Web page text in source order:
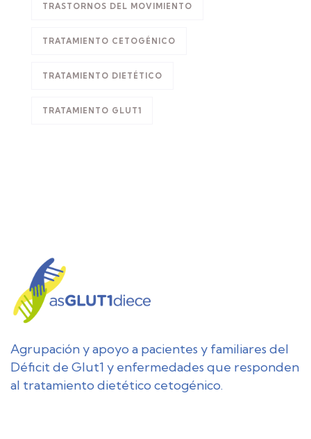
TRASTORNOS DEL MOVIMIENTO
TRATAMIENTO CETOGÉNICO
TRATAMIENTO DIETÉTICO
TRATAMIENTO GLUT1
Agrupación y apoyo a pacientes y familiares del
Déficit de Glut1 y enfermedades que responden
al tratamiento dietético cetogénico.